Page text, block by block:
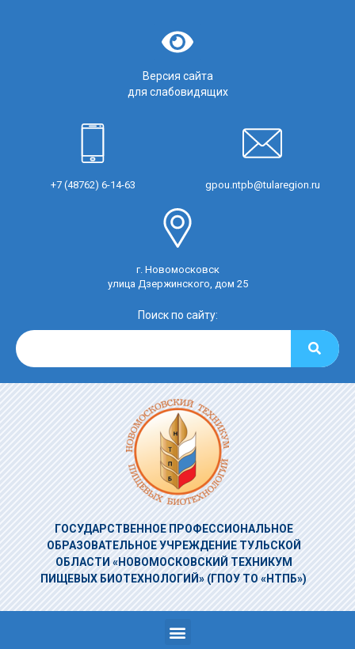
Версия сайта
для слабовидящих
+7 (48762) 6-14-63 gpou.ntpb@tularegion.ru
г. Новомосковск
улица Дзержинского, дом 25
Поиск по сайту:
ГОСУДАРСТВЕННОЕ ПРОФЕССИОНАЛЬНОЕ
ОБРАЗОВАТЕЛЬНОЕ УЧРЕЖДЕНИЕТУЛЬСКОЙ
ОБЛАСТИ «НОВОМОСКОВСКИЙ ТЕХНИКУМ
ПИЩЕВЫХ БИОТЕХНОЛОГИЙ» (ГПОУ ТО «НТПБ»)